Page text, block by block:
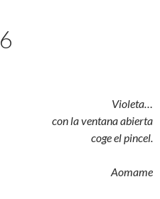
Violeta…
con la ventana abierta
coge el pincel.
Aomame